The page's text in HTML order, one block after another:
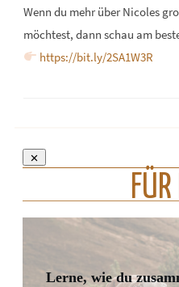
Wenn du mehr über Nicoles
möchtest, dann schau am
https://bit.ly/2SA1W3R
Lerne, wie du